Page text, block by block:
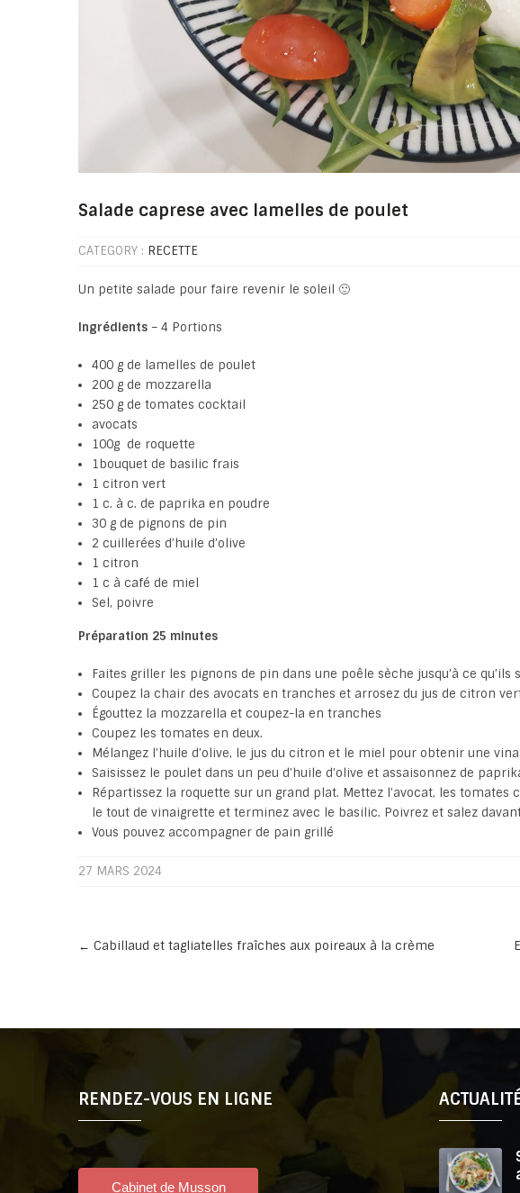
Salade caprese avec lamelles de poulet
CATEGORY : RECETTE
Un petite salade pour faire revenir le soleil 🙂
Ingrédients – 4 Portions
400 g de lamelles de poulet
200 g de mozzarella
250 g de tomates cocktail
avocats
100g de roquette
1bouquet de basilic frais
1 citron vert
1 c. à c. de paprika en poudre
30 g de pignons de pin
2 cuillerées d’huile d’olive
1 citron
1 c à café de miel
Sel, poivre
Préparation 25 minutes
Faites griller les pignons de pin dans une poêle sèche jusqu’à ce qu’ils
Coupez la chair des avocats en tranches et arrosez du jus de citron
Égouttez la mozzarella et coupez-la en tranches
Coupez les tomates en deux.
Mélangez l’huile d’olive, le jus du citron et le miel pour obtenir une
Saisissez le poulet dans un peu d’huile d’olive et assaisonnez de
Répartissez la roquette sur un grand plat. Mettez l’avocat, les
le tout de vinaigrette et terminez avec le basilic. Poivrez et salez
Vous pouvez accompagner de pain grillé
27 MARS 2024
Post
navigation
← Cabillaud et tagliatelles fraîches aux poireaux à la crème
RENDEZ-VOUS EN LIGNE